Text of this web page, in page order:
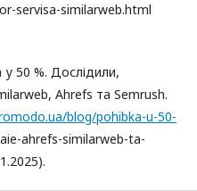
servisa-similarweb.html
у 50 %. Дослідили,
Ahrefs та Semrush.
blog/pohibka-u-50-
ahrefs-similarweb-ta-